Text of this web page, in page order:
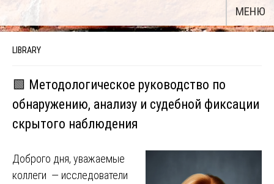
МЕНЮ
LIBRARY
🟩 Методологическое руководство по
обнаружению, анализу и судебной фиксации
скрытого наблюдения
Доброго дня, уважаемые
коллеги — исследователи